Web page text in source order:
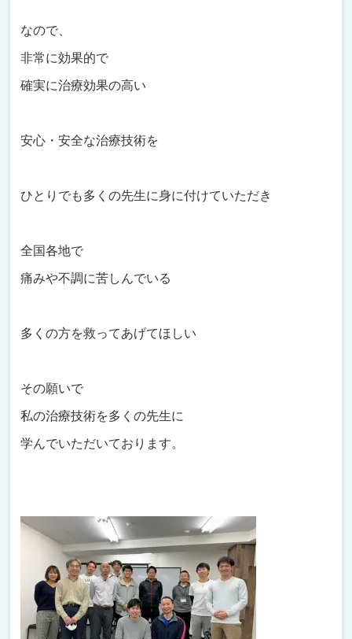
なので、
非常に効果的で
確実に治療効果の高い
安心・安全な治療技術を
ひとりでも多くの先生に身に付けていただき
全国各地で
痛みや不調に苦しんでいる
多くの方を救ってあげてほしい
その願いで
私の治療技術を多くの先生に
学んでいただいております。